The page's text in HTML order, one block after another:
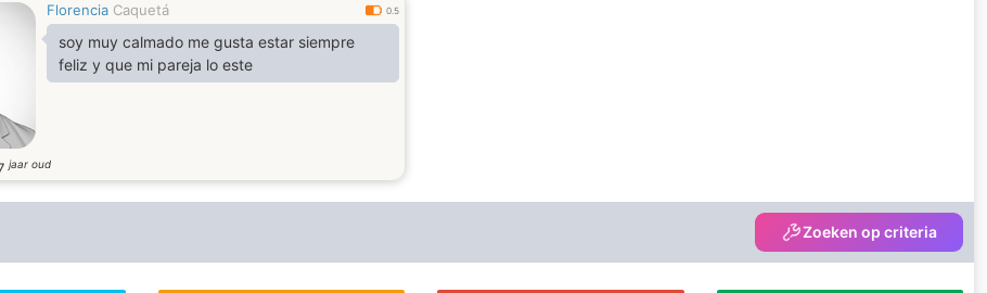
Florencia Caquetá 0.5
soy muy calmado me gusta estar siempre
feliz y que mi pareja lo este
jaar oud
Zoeken op criteria